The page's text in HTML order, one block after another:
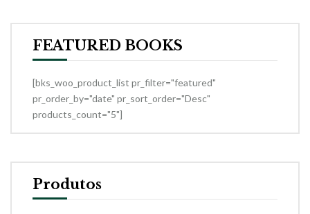
FEATURED BOOKS
[bks_woo_product_list pr_filter="featured"
pr_order_by="date" pr_sort_order="Desc"
products_count="5"]
Produtos